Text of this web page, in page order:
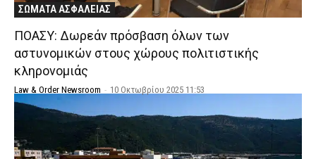
ΣΩΜΑΤΑ ΑΣΦΑΛΕΙΑΣ
ΠΟΑΣΥ: Δωρεάν πρόσβαση όλων των
αστυνομικών στους χώρους πολιτιστικής
κληρονομιάς
Law & Order Newsroom - 10 Οκτωβρίου 2025 11:53